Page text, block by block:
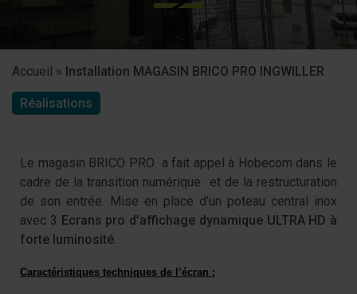
Accueil » Installation MAGASIN BRICO PRO INGWILLER
Réalisations
Le magasin BRICO PRO a fait appel à Hobecom dans le
cadre de la transition numérique et de la restructuration
de son entrée. Mise en place d’un poteau central inox
avec 3 Ecrans pro d’affichage dynamique ULTRA HD à
forte luminosité
Caractéristiques techniques de l’écran :